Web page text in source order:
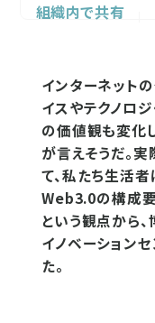
組織内で共有
インターネット
イスやテクノロ
の価値観も変化
が言えそうだ。
て、私たち生活
Web3.0の構成要
という観点から
イノベーション
た。